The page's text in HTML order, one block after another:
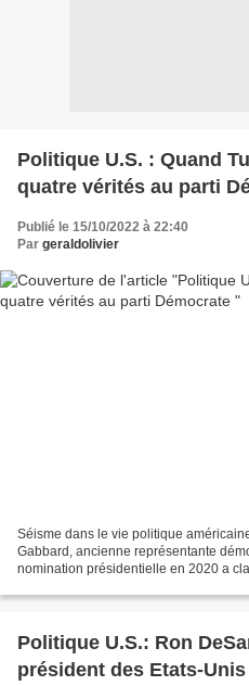
Politique U.S. : Quand
quatre vérités au parti
Publié le 15/10/2022 à 22:40
Par geraldolivier
Séisme dans le vie politique
Gabbard, ancienne représentante
nomination présidentielle en 2020 a
Politique U.S.: Ron
président des Etats-Unis